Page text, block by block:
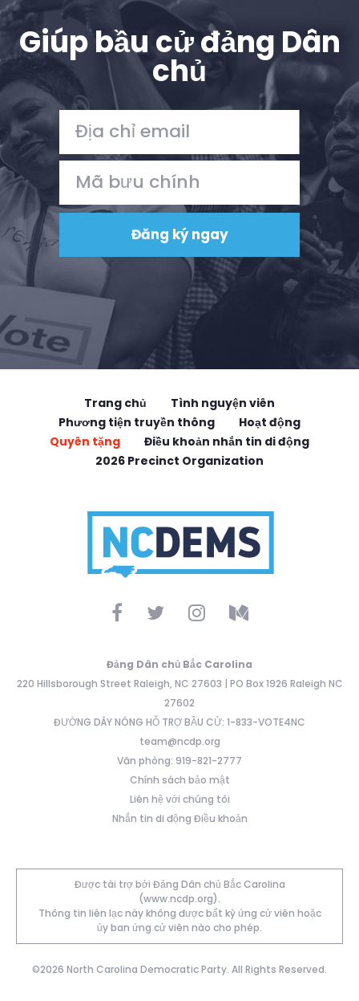
Giúp bầu cử đảng Dân
chủ
Trang chủ
Tình nguyện viên
Phương tiện truyền thông
Hoạt động
Quyên tặng
Điều khoản nhắn tin di động
2026 Precinct Organization
Đảng Dân chủ Bắc Carolina
220 Hillsborough Street Raleigh, NC 27603 | PO Box 1926 Raleigh NC
27602
ĐƯỜNG DÂY NÓNG HỖ TRỢ BẦU CỬ: 1-833-VOTE4NC
team@ncdp.org
Văn phòng: 919-821-2777
Chính sách bảo mật
Liên hệ với chúng tôi
Nhắn tin di động Điều khoản
Được tài trợ bởi Đảng Dân chủ Bắc Carolina
(www.ncdp.org).
Thông tin liên lạc này không được bất kỳ ứng cử viên hoặc
ủy ban ứng cử viên nào cho phép.
©2026 North Carolina Democratic Party. All Rights Reserved.